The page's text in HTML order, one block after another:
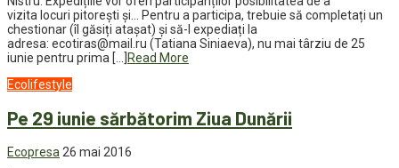
vizita locuri pitorești și… Pentru a participa, trebuie să completați un
chestionar (îl găsiți atașat) și să-l expediați la
adresa: ecotiras@mail.ru (Tatiana Siniaeva), nu mai târziu de 25
iunie pentru prima […]
Read More
Ecolifestyle
Pe 29 iunie sărbătorim Ziua Dunării
Ecopresa 26 mai 2016